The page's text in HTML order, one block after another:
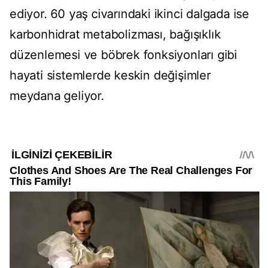
ediyor. 60 yaş civarındaki ikinci dalgada ise
karbonhidrat metabolizması, bağışıklık
düzenlemesi ve böbrek fonksiyonları gibi
hayati sistemlerde keskin değişimler
meydana geliyor.